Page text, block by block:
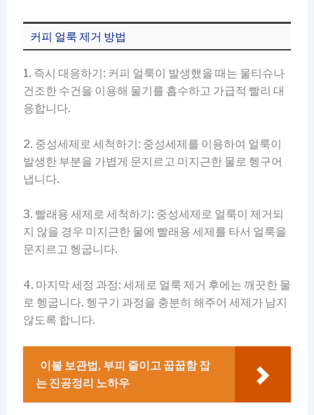
커피 얼룩 제거 방법
1. 즉시 대응하기: 커피 얼룩이 발생했을 때는 물티슈나
건조한 수건을 이용해 물기를 흡수하고 가급적 빨리 대
응합니다.
2. 중성세제로 세척하기: 중성세제를 이용하여 얼룩이
발생한 부분을 가볍게 문지르고 미지근한 물로 헹구어
냅니다.
3. 빨래용 세제로 세척하기: 중성세제로 얼룩이 제거되
지 않을 경우 미지근한 물에 빨래용 세제를 타서 얼룩을
문지르고 헹굽니다.
4. 마지막 세정 과정: 세제로 얼룩 제거 후에는 깨끗한 물
로 헹굽니다. 헹구기 과정을 충분히 해주어 세제가 남지
않도록 합니다.
이불 보관법, 부피 줄이고 꿉꿉함 잡
는 진공정리 노하우